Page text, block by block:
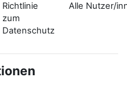
Richtlinie
zum
Datenschutz
Alle Nutzer/